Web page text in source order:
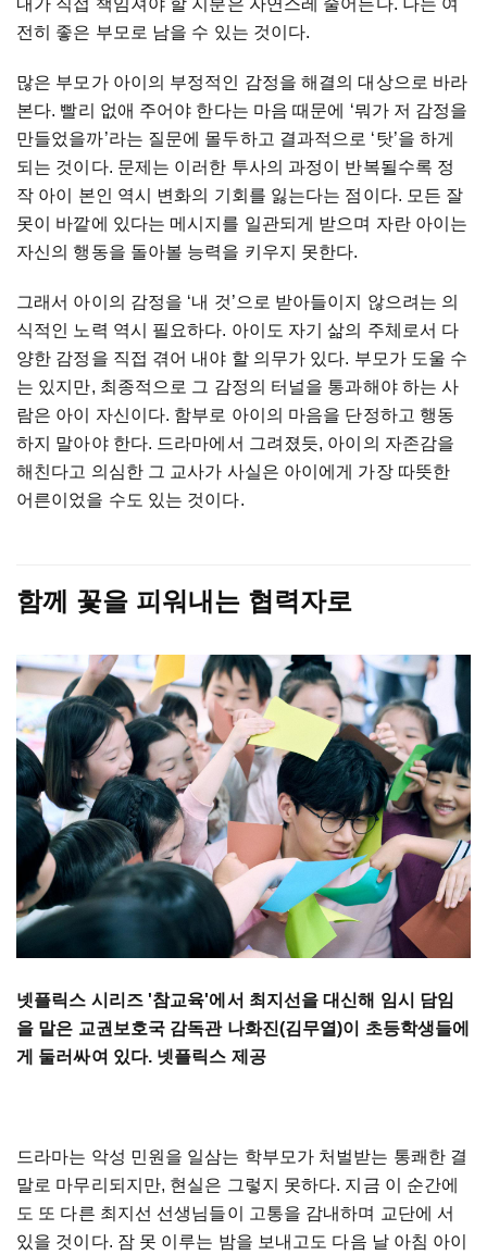
내가 직접 책임져야 할 지분은 자연스레 줄어든다. 나는 여
전히 좋은 부모로 남을 수 있는 것이다.
많은 부모가 아이의 부정적인 감정을 해결의 대상으로 바라
본다. 빨리 없애 주어야 한다는 마음 때문에 ‘뭐가 저 감정을
만들었을까’라는 질문에 몰두하고 결과적으로 ‘탓’을 하게
되는 것이다. 문제는 이러한 투사의 과정이 반복될수록 정
작 아이 본인 역시 변화의 기회를 잃는다는 점이다. 모든 잘
못이 바깥에 있다는 메시지를 일관되게 받으며 자란 아이는
자신의 행동을 돌아볼 능력을 키우지 못한다.
그래서 아이의 감정을 ‘내 것’으로 받아들이지 않으려는 의
식적인 노력 역시 필요하다. 아이도 자기 삶의 주체로서 다
양한 감정을 직접 겪어 내야 할 의무가 있다. 부모가 도울 수
는 있지만, 최종적으로 그 감정의 터널을 통과해야 하는 사
람은 아이 자신이다. 함부로 아이의 마음을 단정하고 행동
하지 말아야 한다. 드라마에서 그려졌듯, 아이의 자존감을
해친다고 의심한 그 교사가 사실은 아이에게 가장 따뜻한
어른이었을 수도 있는 것이다.
함께 꽃을 피워내는 협력자로
넷플릭스 시리즈 '참교육'에서 최지선을 대신해 임시 담임
을 맡은 교권보호국 감독관 나화진(김무열)이 초등학생들에
게 둘러싸여 있다. 넷플릭스 제공
드라마는 악성 민원을 일삼는 학부모가 처벌받는 통쾌한 결
말로 마무리되지만, 현실은 그렇지 못하다. 지금 이 순간에
도 또 다른 최지선 선생님들이 고통을 감내하며 교단에 서
있을 것이다. 잠 못 이루는 밤을 보내고도 다음 날 아침 아이